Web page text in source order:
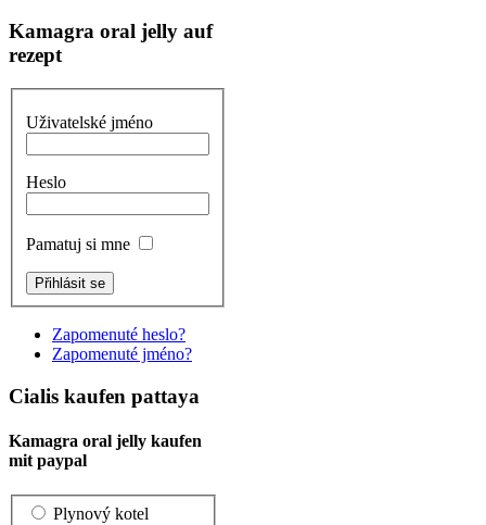
Kamagra oral jelly auf
rezept
Uživatelské jméno
Heslo
Pamatuj si mne
Zapomenuté heslo?
Zapomenuté jméno?
Cialis kaufen pattaya
Kamagra oral jelly kaufen
mit paypal
Plynový kotel